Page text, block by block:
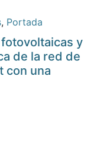
, Portada
y
de la red de
con una